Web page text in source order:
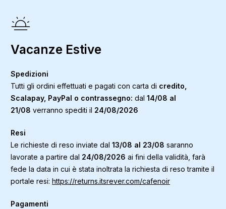
Vacanze Estive
Spedizioni
Tutti gli ordini effettuati e pagati con carta di credito,
Scalapay, PayPal o contrassegno: dal 14/08 al
21/08 verranno spediti il 24/08/2026
Resi
Le richieste di reso inviate dal 13/08 al 23/08 saranno
lavorate a partire dal 24/08/2026 ai fini della validità, farà
fede la data in cui è stata inoltrata la richiesta di reso tramite il
portale resi: https://returns.itsrever.com/cafenoir
Pagamenti